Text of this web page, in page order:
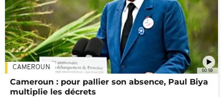
00:59
CAMEROUN
Cameroun : pour pallier son absence, Paul Biya
multiplie les décrets